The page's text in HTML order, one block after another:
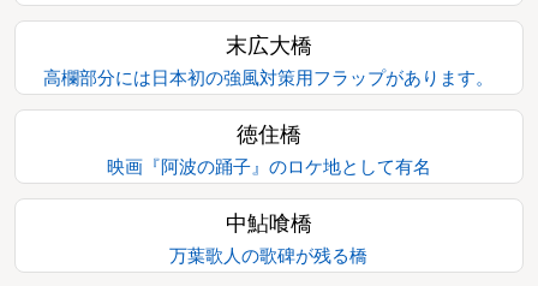
末広大橋
高欄部分には日本初の強風対策用フラップがあります。
徳住橋
映画『阿波の踊子』のロケ地として有名
中鮎喰橋
万葉歌人の歌碑が残る橋